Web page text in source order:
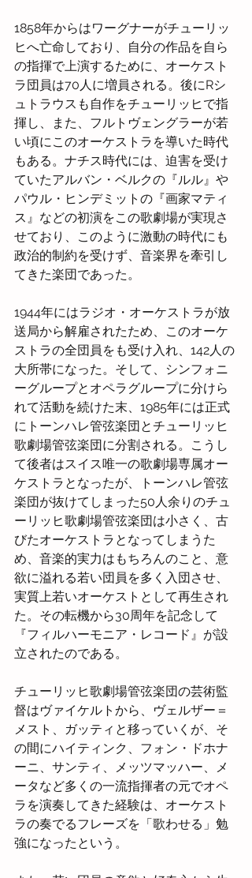
1858年からはワーグナーがチューリッ
ヒへ亡命しており、自分の作品を自ら
の指揮で上演するために、オーケスト
ラ団員は70人に増員される。後にRシ
ュトラウスも自作をチューリッヒで指
揮し、また、フルトヴェングラーが若
い頃にこのオーケストラを導いた時代
もある。ナチス時代には、迫害を受け
ていたアルバン・ベルクの『ルル』や
パウル・ヒンデミットの『画家マティ
ス』などの初演をこの歌劇場が実現さ
せており、このように激動の時代にも
政治的制約を受けず、音楽界を牽引し
てきた楽団であった。
1944年にはラジオ・オーケストラが放
送局から解雇されたため、このオーケ
ストラの全団員をも受け入れ、142人の
大所帯になった。そして、シンフォニ
ーグループとオペラグループに分けら
れて活動を続けた末、1985年には正式
にトーンハレ管弦楽団とチューリッヒ
歌劇場管弦楽団に分割される。こうし
て後者はスイス唯一の歌劇場専属オー
ケストラとなったが、トーンハレ管弦
楽団が抜けてしまった50人余りのチュ
ーリッヒ歌劇場管弦楽団は小さく、古
びたオーケストラとなってしまうた
め、音楽的実力はもちろんのこと、意
欲に溢れる若い団員を多く入団させ、
実質上若いオーケストとして再生され
た。その転機から30周年を記念して
『フィルハーモニア・レコード』が設
立されたのである。
チューリッヒ歌劇場管弦楽団の芸術監
督はヴァイケルトから、ヴェルザー＝
メスト、ガッティと移っていくが、そ
の間にハイティンク、フォン・ドホナ
ーニ、サンティ、メッツマッハー、メ
ータなど多くの一流指揮者の元でオペ
ラを演奏してきた経験は、オーケスト
ラの奏でるフレーズを「歌わせる」勉
強になったという。